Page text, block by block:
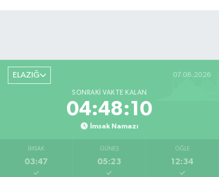
ELAZIĞ 07.08.2026
SONRAKI VAKTE KALAN
04:48:09
İmsak Namazı
İMSAK
03:47
GÜNEŞ
05:23
ÖĞLE
12:34